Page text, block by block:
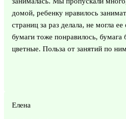
домой, ребенку нравилось
страниц за раз делала, не могла
бумаги тоже понравилось, бумага
цветные. Польза от занятий по
Елена